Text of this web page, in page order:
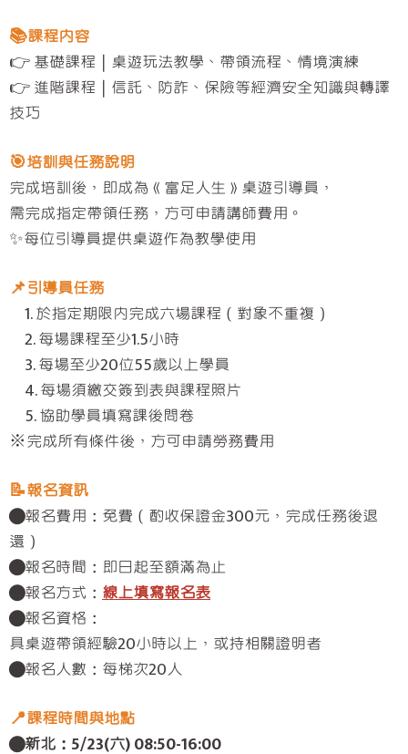
📚課程內容
👉 基礎課程｜桌遊玩法教學、帶領流程、情境演練
👉 進階課程｜信託、防詐、保險等經濟安全知識與轉譯
技巧
🎯培訓與任務說明
完成培訓後，即成為《富足人生》桌遊引導員，
需完成指定帶領任務，方可申請講師費用。
✨每位引導員提供桌遊作為教學使用
📌引導員任務
1. 於指定期限內完成六場課程（對象不重複）
2. 每場課程至少1.5小時
3. 每場至少20位55歲以上學員
4. 每場須繳交簽到表與課程照片
5. 協助學員填寫課後問卷
※完成所有條件後，方可申請勞務費用
📝報名資訊
●報名費用：免費（酌收保證金300元，完成任務後退
還）
●報名時間：即日起至額滿為止
●報名方式： 線上填寫報名表
●報名資格：
具桌遊帶領經驗20小時以上，或持相關證明者
●報名人數：每梯次20人
📍課程時間與地點
●新北：5/23(六) 08:50-16:00